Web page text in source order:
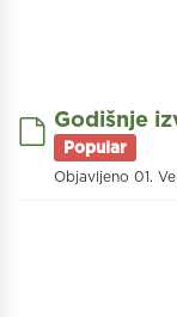
default
Godišnje
Popular
Objavljeno 01.